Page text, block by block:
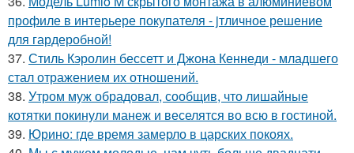
профиле в интерьере покупателя - jтличное решение
для гардеробной!
37. Стиль Кэролин бессетт и Джона Кеннеди - младшего
стал отражением их отношений.
38. Утром муж обрадовал, сообщив, что лишайные
котятки покинули манеж и веселятся во всю в гостиной.
39. Юрино: где время замерло в царских покоях.